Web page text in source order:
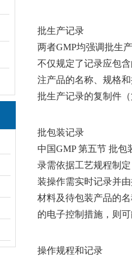
批生产记录
两者GMP均强调批生
不仅规定了记录应包
注产品的名称、规格
批生产记录的复制件（
批包装记录
中国GMP 第五节 批
录需依据工艺规程制
装操作需实时记录并
材料及待包装产品的
的电子控制措施，则
操作规程和记录